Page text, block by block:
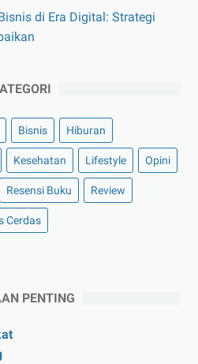
di Era Digital: Strategi
Bisnis Hiburan
Kesehatan Lifestyle Opini
Resensi Buku Review
Cerdas
PENTING